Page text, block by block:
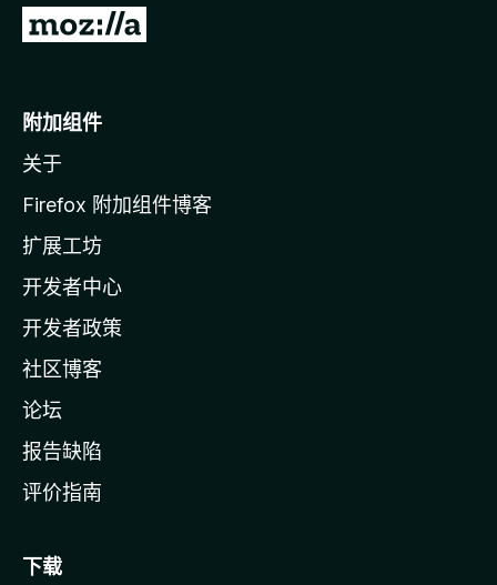
转
o
i
l
a
主
页
附加组件
关于
Firefox 附加组件博客
扩展工坊
开发者中心
开发者政策
社区博客
论坛
报告缺陷
评价指南
下载